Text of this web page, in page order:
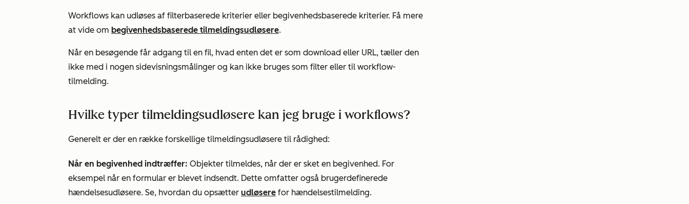
Workflows kan udløses af filterbaserede kriterier eller begivenhedsbaserede kriterier. Få mere
at vide om begivenhedsbaserede tilmeldingsudløsere.
Når en besøgende får adgang til en fil, hvad enten det er som download eller URL, tæller den
ikke med i nogen sidevisningsmålinger og kan ikke bruges som filter eller til workflow-
tilmelding.
Hvilke typer tilmeldingsudløsere kan jeg bruge i workflows?
Generelt er der en række forskellige tilmeldingsudløsere til rådighed:
Når en begivenhed indtræffer: Objekter tilmeldes, når der er sket en begivenhed. For
eksempel når en formular er blevet indsendt. Dette omfatter også brugerdefinerede
hændelsesudløsere. Se, hvordan du opsætter udløsere for hændelsestilmelding.